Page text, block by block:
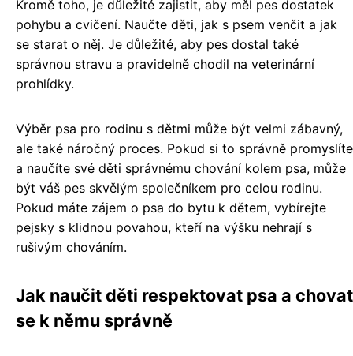
Kromě toho, je důležité zajistit, aby měl pes dostatek
pohybu a cvičení. Naučte děti, jak s psem venčit a jak
se starat o něj. Je důležité, aby pes dostal také
správnou stravu a pravidelně chodil na veterinární
prohlídky.
Výběr psa pro rodinu s dětmi může být velmi zábavný,
ale také náročný proces. Pokud si to správně promyslíte
a naučíte své děti správnému chování kolem psa, může
být váš pes skvělým společníkem pro celou rodinu.
Pokud máte zájem o psa do bytu k dětem, vybírejte
pejsky s klidnou povahou, kteří na výšku nehrají s
rušivým chováním.
Jak naučit děti respektovat psa a chovat
se k němu správně